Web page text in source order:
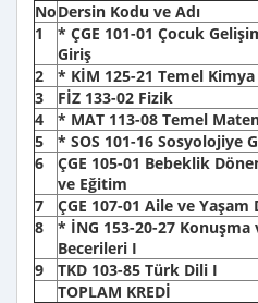
NoDersin Kodu ve Adı
1
* ÇGE 101-01 Çocuk
Giriş
2 * KİM 125-21 Temel Kimya
3
FİZ 133-02 Fizik
4
* MAT 113-08 Temel
5
* SOS 101-16 Sosyolojiye
6
ÇGE 105-01 Bebeklik
ve Eğitim
7 ÇGE 107-01 Aile ve
8
* İNG 153-20-27 Konuşma
Becerileri I
9 TKD 103-85 Türk Dili I
TOPLAM KREDİ